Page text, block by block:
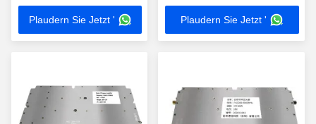
Signalverstärkung
Plaudern Sie Jetzt '
Struktur
Plaudern Sie Jetzt '